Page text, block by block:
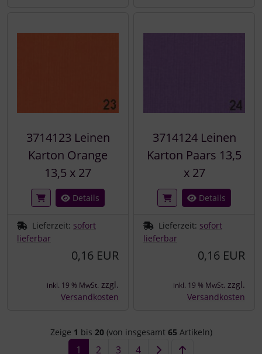
3714123 Leinen
Karton Orange
13,5 x 27
Details
Lieferzeit: sofort
lieferbar
0,16 EUR
inkl. 19 % MwSt. zzgl.
Versandkosten
3714124 Leinen
Karton Paars 13,5
x 27
Details
Lieferzeit: sofort
lieferbar
0,16 EUR
inkl. 19 % MwSt. zzgl.
Versandkosten
Zeige 1 bis 20(von insgesamt 65 Artikeln)
1 2 3 4